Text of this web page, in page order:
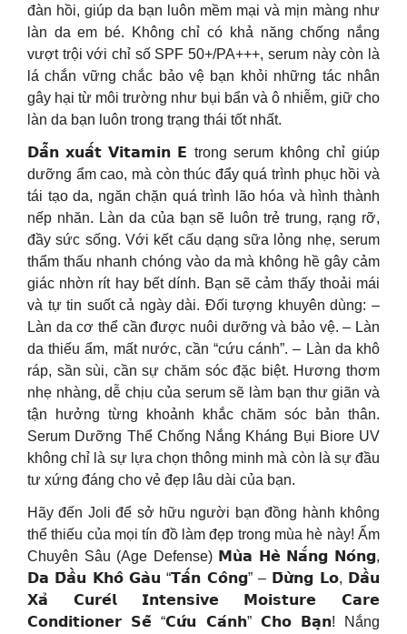
đàn hồi, giúp da bạn luôn mềm mại và mịn màng như
làn da em bé. Không chỉ có khả năng chống nắng
vượt trội với chỉ số SPF 50+/PA+++, serum này còn là
lá chắn vững chắc bảo vệ bạn khỏi những tác nhân
gây hại từ môi trường như bụi bẩn và ô nhiễm, giữ cho
làn da bạn luôn trong trạng thái tốt nhất.
𝗗𝗮̂̃𝗻 𝘅𝘂𝗮̂́𝘁 𝗩𝗶𝘁𝗮𝗺𝗶𝗻 𝗘 trong serum không chỉ giúp
dưỡng ẩm cao, mà còn thúc đẩy quá trình phục hồi và
tái tạo da, ngăn chặn quá trình lão hóa và hình thành
nếp nhăn. Làn da của bạn sẽ luôn trẻ trung, rạng rỡ,
đầy sức sống. Với kết cấu dạng sữa lỏng nhẹ, serum
thẩm thấu nhanh chóng vào da mà không hề gây cảm
giác nhờn rít hay bết dính. Bạn sẽ cảm thấy thoải mái
và tự tin suốt cả ngày dài. Đối tượng khuyên dùng: –
Làn da cơ thể cần được nuôi dưỡng và bảo vệ. – Làn
da thiếu ẩm, mất nước, cần “cứu cánh”. – Làn da khô
ráp, sần sùi, cần sự chăm sóc đặc biệt. Hương thơm
nhẹ nhàng, dễ chịu của serum sẽ làm bạn thư giãn và
tận hưởng từng khoảnh khắc chăm sóc bản thân.
Serum Dưỡng Thể Chống Nắng Kháng Bụi Biore UV
không chỉ là sự lựa chọn thông minh mà còn là sự đầu
tư xứng đáng cho vẻ đẹp lâu dài của bạn.
Hãy đến Joli để sở hữu người bạn đồng hành không
thể thiếu của mọi tín đồ làm đẹp trong mùa hè này! Ẩm
Chuyên Sâu (Age Defense) 𝗠𝘂̀𝗮 𝗛𝗲̀ 𝗡𝗮̆́𝗻𝗴 𝗡𝗼́𝗻𝗴,
𝗗𝗮 𝗗̄𝗮̂̀𝘂 𝗞𝗵𝗼̂ 𝗚𝗮̀𝘂 “𝗧𝗮̂́𝗻 𝗖𝗼̂𝗻𝗴” – 𝗗̄𝘂̛̀𝗻𝗴 𝗟𝗼, 𝗗𝗮̂̀𝘂
𝗫𝗮̉ 𝗖𝘂𝗿𝗲́𝗹 𝗜𝗻𝘁𝗲𝗻𝘀𝗶𝘃𝗲 𝗠𝗼𝗶𝘀𝘁𝘂𝗿𝗲 𝗖𝗮𝗿𝗲
𝗖𝗼𝗻𝗱𝗶𝘁𝗶𝗼𝗻𝗲𝗿 𝗦𝗲̃ “𝗖𝘂̛́𝘂 𝗖𝗮́𝗻𝗵” 𝗖𝗵𝗼 𝗕𝗮̣𝗻! Nắng